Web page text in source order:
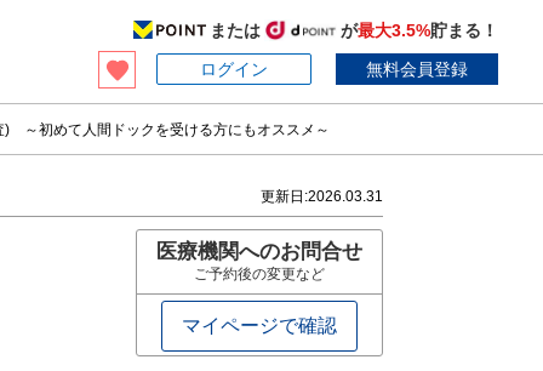
または が最大3.5%貯まる！
ログイン
無料会員登録
) ～初めて人間ドックを受ける方にもオススメ～
更新日:2026.03.31
医療機関へのお問合せ
ご予約後の変更など
マイページで確認